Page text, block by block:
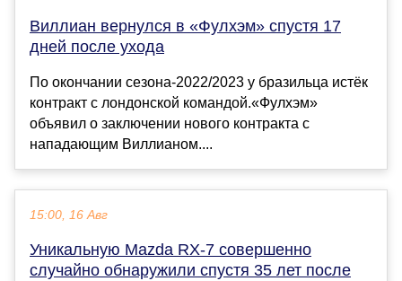
Виллиан вернулся в «Фулхэм» спустя 17
дней после ухода
По окончании сезона-2022/2023 у бразильца истёк
контракт с лондонской командой.«Фулхэм»
объявил о заключении нового контракта с
нападающим Виллианом....
15:00, 16 Авг
Уникальную Mazda RX-7 совершенно
случайно обнаружили спустя 35 лет после